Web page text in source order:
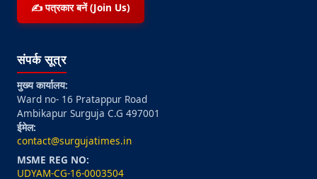
✍️ पत्रकार बनें (Join Us)
संपर्क सूत्र
मुख्य कार्यालय:
Ward no- 16 Pratappur Road
Ambikapur Surguja C.G 497001
ईमेल:
contact@surgujatimes.in
MSME REG NO:
UDYAM-CG-16-0003504